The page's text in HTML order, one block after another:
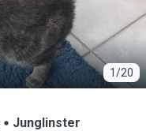
1/20
Junglinster